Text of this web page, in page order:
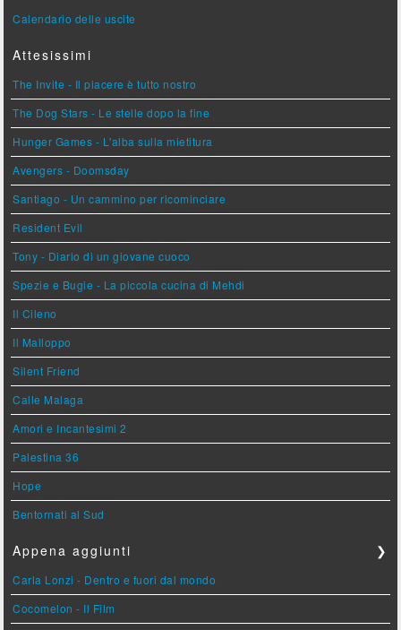
Calendario delle uscite
Attesissimi
The Invite - Il piacere è tutto nostro
The Dog Stars - Le stelle dopo la fine
Hunger Games - L'alba sulla mietitura
Avengers - Doomsday
Santiago - Un cammino per ricominciare
Resident Evil
Tony - Diario di un giovane cuoco
Spezie e Bugie - La piccola cucina di Mehdi
Il Cileno
Il Malloppo
Silent Friend
Calle Malaga
Amori e Incantesimi 2
Palestina 36
Hope
Bentornati al Sud
Appena aggiunti ❯
Carla Lonzi - Dentro e fuori dal mondo
Cocomelon - Il Film